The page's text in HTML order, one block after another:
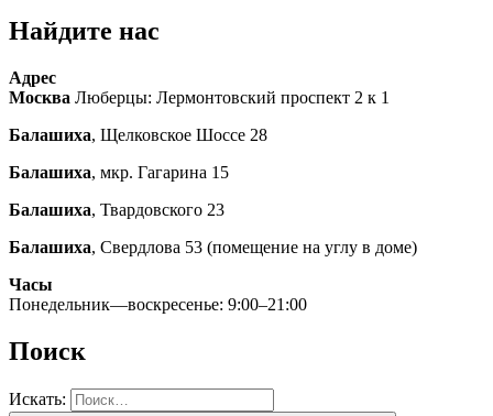
Найдите нас
Адрес
Москва Люберцы: Лермонтовский проспект 2 к 1
Балашиха, Щелковское Шоссе 28
Балашиха, мкр. Гагарина 15
Балашиха, Твардовского 23
Балашиха, Свердлова 53 (помещение на углу в доме)
Часы
Понедельник—воскресенье: 9:00–21:00
Поиск
Искать: